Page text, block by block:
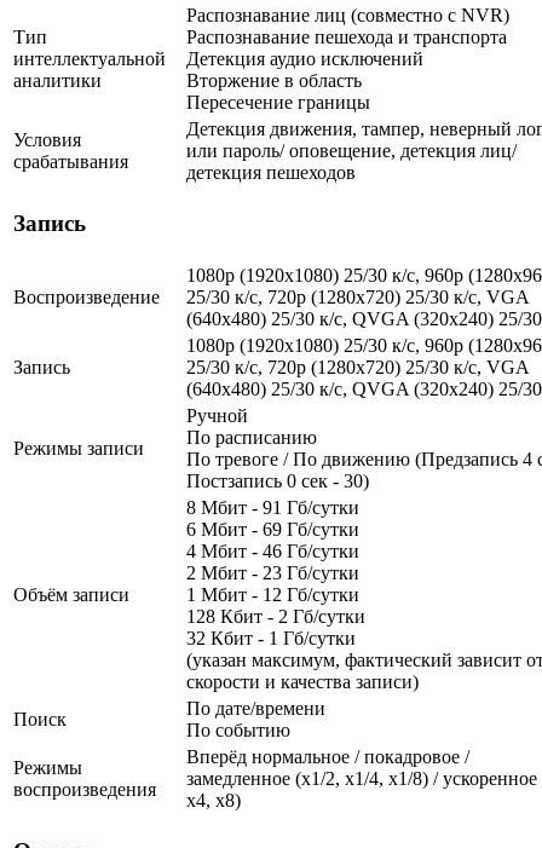
Тип
интеллектуальной
аналитики
Распознавание лиц (совместно с NVR)
Распознавание пешехода и транспорта
Детекция аудио исключений
Вторжение в область
Пересечение границы
Условия
срабатывания
Детекция движения, тампер, неверный
или пароль/ оповещение, детекция лиц/
детекция пешеходов
Запись
Воспроизведение
1080p (1920x1080) 25/30 к/с, 960p
25/30 к/с, 720p (1280х720) 25/30 к/с, VGA
(640x480) 25/30 к/c, QVGA (320x240) 25/
Запись
1080p (1920x1080) 25/30 к/с, 960p
25/30 к/с, 720p (1280х720) 25/30 к/с, VGA
(640x480) 25/30 к/c, QVGA (320x240) 25/
Режимы записи
Ручной
По расписанию
По тревоге / По движению (Предзапись 4
Постзапись 0 сек - 30)
Объём записи
8 Мбит - 91 Гб/сутки
6 Мбит - 69 Гб/сутки
4 Мбит - 46 Гб/сутки
2 Мбит - 23 Гб/сутки
1 Мбит - 12 Гб/сутки
128 Кбит - 2 Гб/сутки
32 Кбит - 1 Гб/сутки
(указан максимум, фактический зависит
скорости и качества записи)
Поиск
По дате/времени
По событию
Режимы
воспроизведения
Вперёд нормальное / покадровое /
замедленное (х1/2, х1/4, x1/8) / ускоренное
х4, x8)